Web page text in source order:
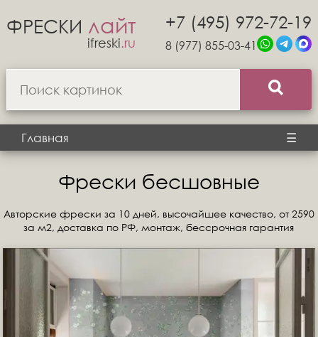
ФРЕСКИ лайт
ifreski.ru
+7 (495) 972-72-19
8 (977) 855-03-41
Главная ☰
Фрески бесшовные
Авторские фрески за 10 дней, высочайшее качество, от 2590
за м2, доставка по РФ, монтаж, бессрочная гарантия